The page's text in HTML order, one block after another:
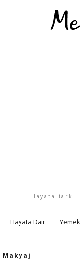
Hayata
Hayata Dair
Makyaj